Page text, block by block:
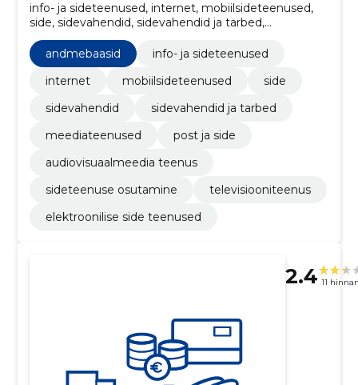
info- ja sideteenused, internet, mobiilsideteenused,
side, sidevahendid, sidevahendid ja tarbed,
andmebaasid, Infosüsteemid, Serverid, Telefoni- ja
andmeedastusteenused
andmebaasid
info- ja sideteenused
internet
mobiilsideteenused
side
sidevahendid
sidevahendid ja tarbed
meediateenused
post ja side
audiovisuaalmeedia teenus
sideteenuse osutamine
televisiooniteenus
elektroonilise side teenused
2.4 11